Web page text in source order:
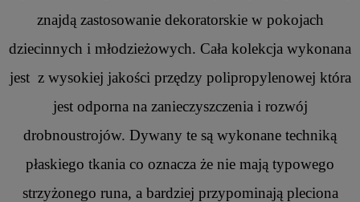
znajdą zastosowanie dekoratorskie w pokojach
dziecinnych i młodzieżowych. Cała kolekcja wykonana
jest z wysokiej jakości przędzy polipropylenowej która
jest odporna na zanieczyszczenia i rozwój
drobnoustrojów. Dywany te są wykonane techniką
płaskiego tkania co oznacza że nie mają typowego
strzyżonego runa, a bardziej przypominają pleciona